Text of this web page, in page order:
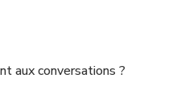
aux conversations ?